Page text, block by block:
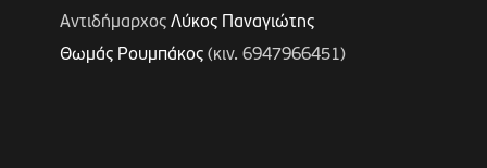
Αντιδήμαρχος Λύκος Παναγιώτης
Θωμάς Ρουμπάκος(κιν. 6947966451)